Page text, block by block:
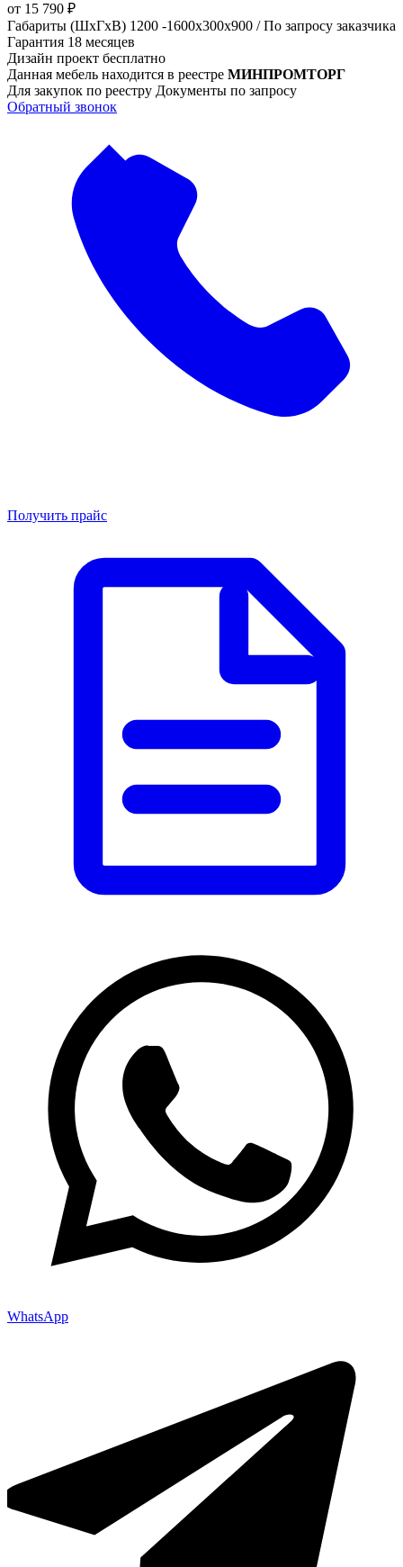
от 15 790 ₽
Габариты (ШхГхВ) 1200 -1600х300х900 / По запросу заказчика
Гарантия 18 месяцев
Дизайн проект бесплатно
Данная мебель находится в реестре МИНПРОМТОРГ
Для закупок по реестру Документы по запросу
Обратный звонок
Получить прайс
WhatsApp